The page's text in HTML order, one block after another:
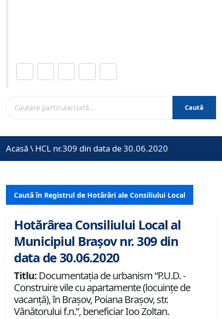
Caută
Acasă \ HCL nr.309 din data de 30.06.2020
Caută în Registrul de Hotărâri ale Consiliului Local
Hotărârea Consiliului Local al
Municipiul Brașov nr. 309 din
data de 30.06.2020
Titlu: Documentaţia de urbanism “P.U.D. -
Construire vile cu apartamente (locuinţe de
vacanţă), în Braşov, Poiana Braşov, str.
Vânătorului f.n.”, beneficiar Ioo Zoltan.